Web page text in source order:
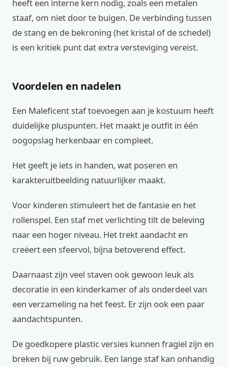
heeft een interne kern nodig, zoals een metalen
staaf, om niet door te buigen. De verbinding tussen
de stang en de bekroning (het kristal of de schedel)
is een kritiek punt dat extra versteviging vereist.
Voordelen en nadelen
Een Maleficent staf toevoegen aan je kostuum heeft
duidelijke pluspunten. Het maakt je outfit in één
oogopslag herkenbaar en compleet.
Het geeft je iets in handen, wat poseren en
karakteruitbeelding natuurlijker maakt.
Voor kinderen stimuleert het de fantasie en het
rollenspel. Een staf met verlichting tilt de beleving
naar een hoger niveau. Het trekt aandacht en
creëert een sfeervol, bijna betoverend effect.
Daarnaast zijn veel staven ook gewoon leuk als
decoratie in een kinderkamer of als onderdeel van
een verzameling na het feest. Er zijn ook een paar
aandachtspunten.
De goedkopere plastic versies kunnen fragiel zijn en
breken bij ruw gebruik. Een lange staf kan onhandig